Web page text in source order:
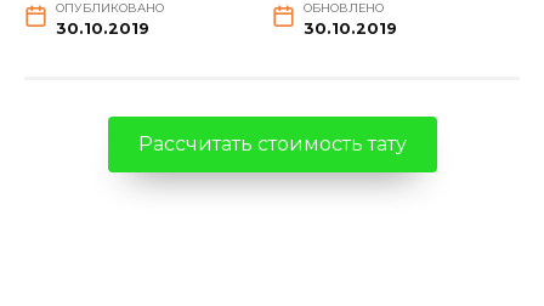
ОПУБЛИКОВАНО
30.10.2019
ОБНОВЛЕНО
30.10.2019
Рассчитать стоимость тату